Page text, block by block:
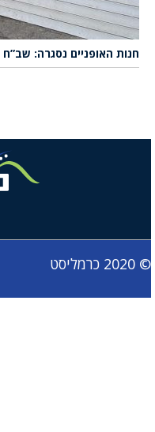
חנות האופניים נסגרה:
© 2020 כרמליסט